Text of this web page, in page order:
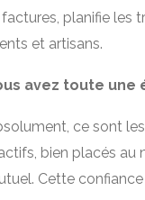
planifie les
et artisans.
avez toute une
ce sont
bien placés au
Cette